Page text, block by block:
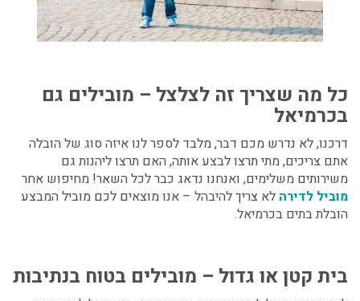
כל מה שצריך זה לצלצל – מובילים גם
בכרמיאל
דרכנו, לא נדרש מכם דבר, מלבד לספר לנו איזה סוג של הובלה
אתם צריכים, מתי תרצו לבצע אותה, האם תרצו ליהנות גם
משירותים משלימים, ואנחנו נדאג כבר לכל השאר! מחיפוש אחר
מוביל לדירה לא צריך להיבהל – אנו מוצאים לכם מוביל המבצע
הובלת בתים בכרמיאל.
בית קטן או גדול – מובילים בטוח בנתיבות